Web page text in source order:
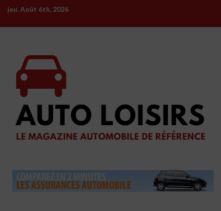
Skip
content
jeu. Août 6th, 2026